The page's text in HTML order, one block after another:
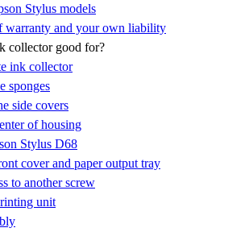
Stylus models
warranty and your own liability
collector good for?
ink collector
sponges
side covers
of housing
Stylus D68
cover and paper output tray
to another screw
unit